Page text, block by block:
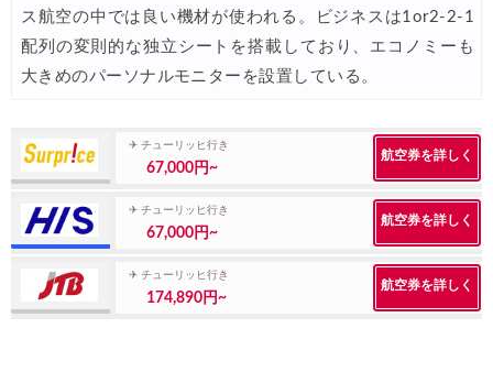
07/01 JTB) チャイナエアライン便(航空券+ホテル) 最大28,000円OFFクー
07/01 JTB) 大韓航空便(航空券+ホテル・ソウル行き) 最大28,000円OFFク
07/01 Trip.com) 海外ホテル2%OFFクーポン TRIP1
07/01 Trip.com) 海外航空券1%OFFクーポン TRIP2
07/01 エアトリ) 海外航空券(60日前) 1,000円OFFクーポン
ス航空の中では良い機材が使われる。ビジネスは1or2-2-1
配列の変則的な独立シートを搭載しており、エコノミーも
大きめのパーソナルモニターを設置している。
✈ チューリッヒ行き
67,000円~
航空券を詳しく
✈ チューリッヒ行き
67,000円~
航空券を詳しく
✈ チューリッヒ行き
174,890円~
航空券を詳しく